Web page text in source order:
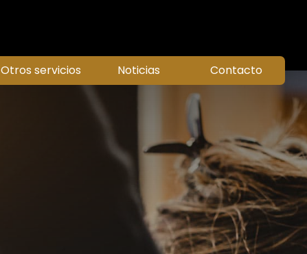
Otros servicios Noticias Contacto